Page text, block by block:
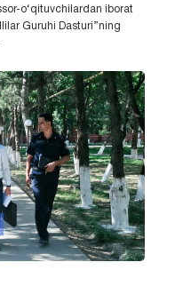
o‘qituvchilardan iborat
Guruhi Dasturi”ning